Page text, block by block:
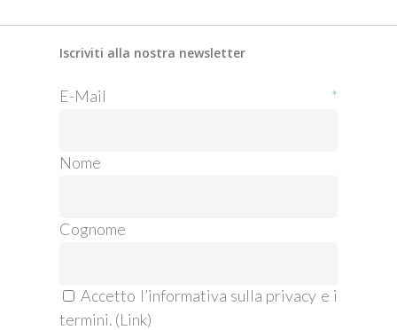
Iscriviti alla nostra newsletter
E-Mail *
Nome
Cognome
Accetto l’informativa sulla privacy e i
termini. (Link)